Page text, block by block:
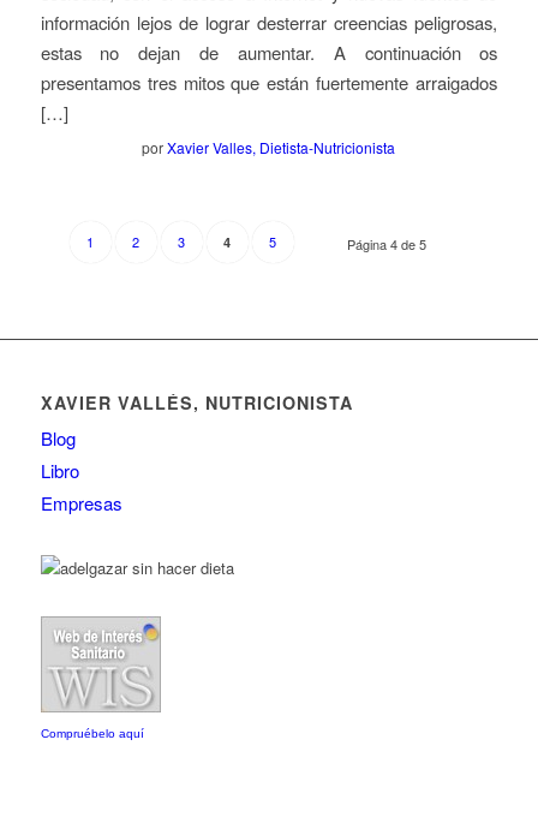
información lejos de lograr desterrar creencias peligrosas,
estas no dejan de aumentar. A continuación os
presentamos tres mitos que están fuertemente arraigados
[…]
porXavier Valles, Dietista-Nutricionista
Página 4 de 5
1 2 3 4 5
XAVIER VALLÉS, NUTRICIONISTA
Blog
Libro
Empresas
Compruébelo aquí